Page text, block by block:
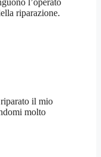
l’operato
riparazione.
il mio
molto